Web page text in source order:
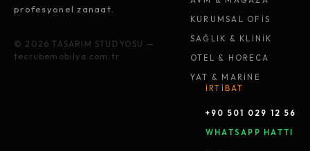
profesyonel zanaat.
© 2026 TASARIM STÜDYOSU —
tecrubemobilya.com.tr
KURUMSAL OFİS
SAĞLIK & KLİNİK
OTEL & HORECA
YAT & MARİNE
İRTİBAT
+90 501 029 12 56
WHATSAPP HATTI